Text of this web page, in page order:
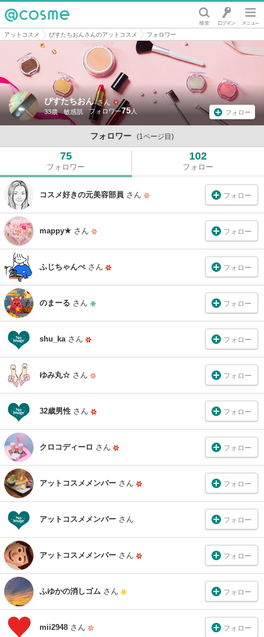
@cosme
アットコスメ ぴすたちおんさんのアットコスメ フォロワー
ぴすたちおん さん
33歳 敏感肌 75 フォロー
フォロワー (1ページ目)
75
フォロワー
102
フォロー
コスメ好きの元美容部員 さん フォロー
mappy★ さん フォロー
ふじちゃんぺ さん フォロー
のまーる さん フォロー
shu_ka さん フォロー
ゆみ丸☆ さん フォロー
32歳男性 さん フォロー
クロコディーロ さん フォロー
アットコスメメンバー さん フォロー
アットコスメメンバー さん フォロー
アットコスメメンバー さん フォロー
ふゆかの消しゴム さん フォロー
mii2948 さん フォロー